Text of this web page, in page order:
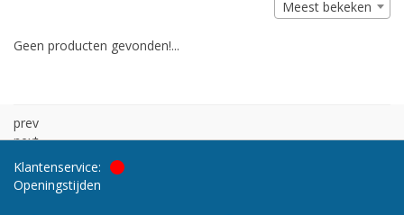
Meest bekeken
Geen producten gevonden!...
prev
next
Klantenservice:
Openingstijden